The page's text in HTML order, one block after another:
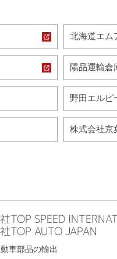
北海道エム
陽品運輸倉
野田エルピ
株式会社京
TOP SPEED
TOP AUTO JAPAN
車部品の輸出